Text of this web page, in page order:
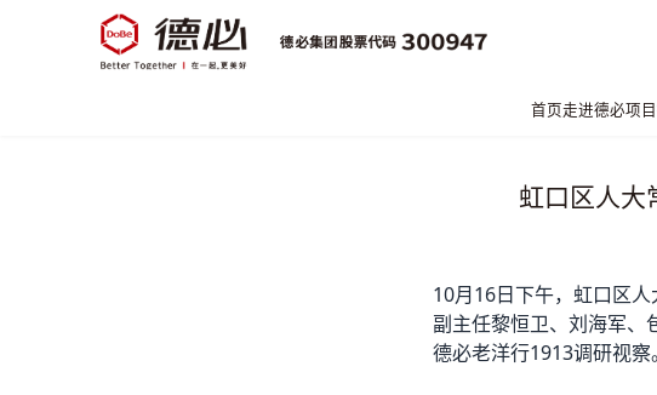
首页走进德必项
虹口区人大
10月16日下午，虹口区
副主任黎恒卫、刘海军、
德必老洋行1913调研视察